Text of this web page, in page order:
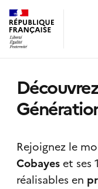
Rejoignez le
Cobayeset ses
réalisables en